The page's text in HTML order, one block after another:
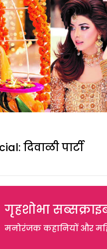
दिवाळी पार्टी
गृहशोभा
मनोरंजक कहानियों और